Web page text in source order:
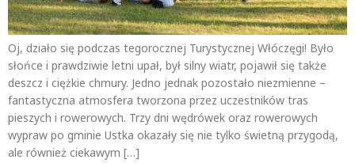
Oj, działo się podczas tegorocznej Turystycznej Włóczęgi! Było
słońce i prawdziwie letni upał, był silny wiatr, pojawił się także
deszcz i ciężkie chmury. Jedno jednak pozostało niezmienne –
fantastyczna atmosfera tworzona przez uczestników tras
pieszych i rowerowych. Trzy dni wędrówek oraz rowerowych
wypraw po gminie Ustka okazały się nie tylko świetną przygodą,
ale również ciekawym […]